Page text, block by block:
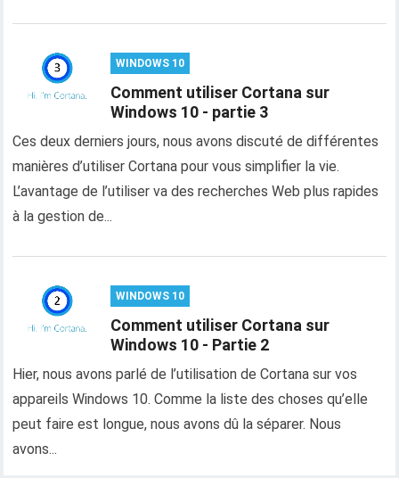
WINDOWS 10
Comment utiliser Cortana sur
Windows 10 - partie 3
Ces deux derniers jours, nous avons discuté de différentes
manières d’utiliser Cortana pour vous simplifier la vie.
L’avantage de l’utiliser va des recherches Web plus rapides
à la gestion de...
WINDOWS 10
Comment utiliser Cortana sur
Windows 10 - Partie 2
Hier, nous avons parlé de l’utilisation de Cortana sur vos
appareils Windows 10. Comme la liste des choses qu’elle
peut faire est longue, nous avons dû la séparer. Nous
avons...